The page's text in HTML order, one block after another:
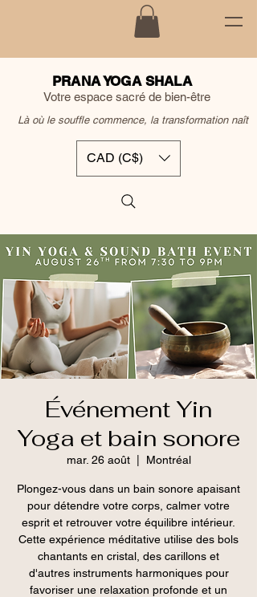
PRANA YOGA SHALA
Votre espace sacré de bien-être
Là où le souffle commence, la transformation naît
CAD (C$)
Événement Yin
Yoga et bain sonore
mar. 26 août
  |
Montréal
Plongez-vous dans un bain sonore apaisant
pour détendre votre corps, calmer votre
esprit et retrouver votre équilibre intérieur.
Cette expérience méditative utilise des bols
chantants en cristal, des carillons et
d'autres instruments harmoniques pour
favoriser une relaxation profonde et un